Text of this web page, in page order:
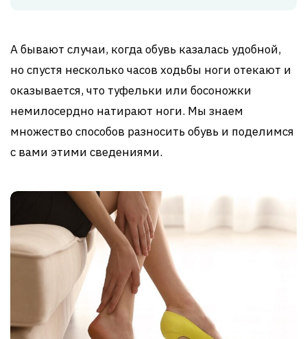
А бывают случаи, когда обувь казалась удобной,
но спустя несколько часов ходьбы ноги отекают и
оказывается, что туфельки или босоножки
немилосердно натирают ноги. Мы знаем
множество способов разносить обувь и поделимся
с вами этими сведениями.